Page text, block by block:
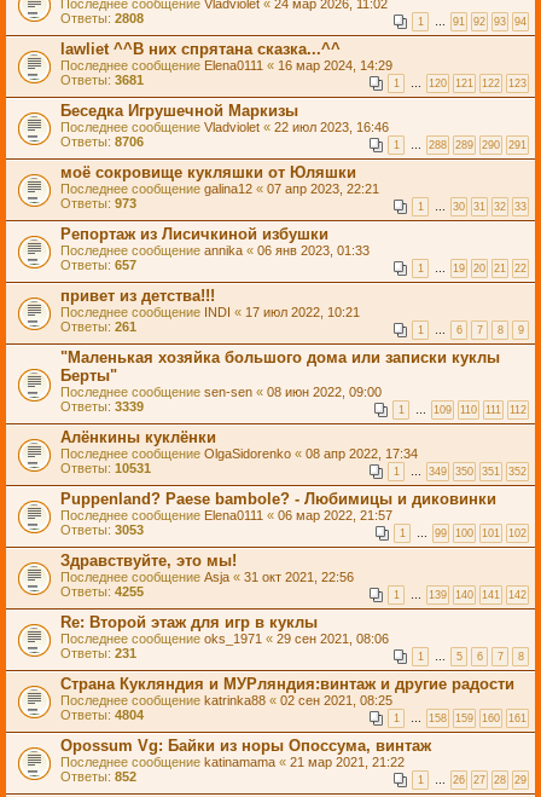
Последнее сообщение Vladviolet « 24 мар 2026, 11:02
Ответы: 2808 1 … 91 92 93 94
lawliet ^^В них спрятана сказка...^^
Последнее сообщение Elena0111 « 16 мар 2024, 14:29
Ответы: 3681 1 … 120 121 122 123
Беседка Игрушечной Маркизы
Последнее сообщение Vladviolet « 22 июл 2023, 16:46
Ответы: 8706 1 … 288 289 290 291
моё сокровище кукляшки от Юляшки
Последнее сообщение galina12 « 07 апр 2023, 22:21
Ответы: 973 1 … 30 31 32 33
Репортаж из Лисичкиной избушки
Последнее сообщение annika « 06 янв 2023, 01:33
Ответы: 657 1 … 19 20 21 22
привет из детства!!!
Последнее сообщение INDI « 17 июл 2022, 10:21
Ответы: 261 1 … 6 7 8 9
"Маленькая хозяйка большого дома или записки куклы
Берты"
Последнее сообщение sen-sen « 08 июн 2022, 09:00
Ответы: 3339 1 … 109 110 111 112
Алёнкины куклёнки
Последнее сообщение OlgaSidorenko « 08 апр 2022, 17:34
Ответы: 10531 1 … 349 350 351 352
Puppenland? Paese bambole? - Любимицы и диковинки
Последнее сообщение Elena0111 « 06 мар 2022, 21:57
Ответы: 3053 1 … 99 100 101 102
Здравствуйте, это мы!
Последнее сообщение Asja « 31 окт 2021, 22:56
Ответы: 4255 1 … 139 140 141 142
Re: Второй этаж для игр в куклы
Последнее сообщение oks_1971 « 29 сен 2021, 08:06
Ответы: 231 1 … 5 6 7 8
Страна Кукляндия и МУРляндия:винтаж и другие радости
Последнее сообщение katrinka88 « 02 сен 2021, 08:25
Ответы: 4804 1 … 158 159 160 161
Opossum Vg: Байки из норы Опоссума, винтаж
Последнее сообщение katinamama « 21 мар 2021, 21:22
Ответы: 852 1 … 26 27 28 29